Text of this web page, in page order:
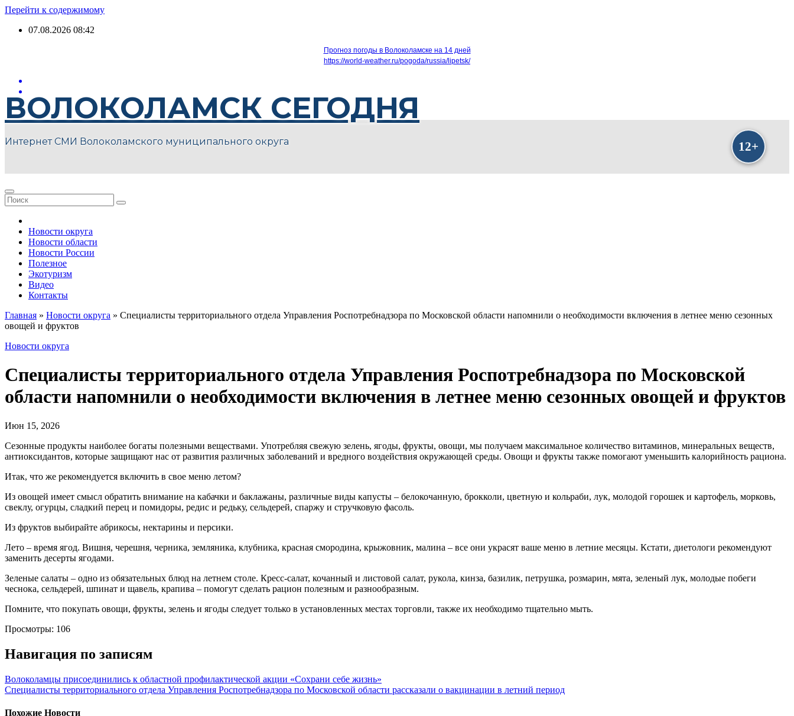
Перейти к содержимому
07.08.2026 08:42
Прогноз погоды в Волоколамске на 14 дней
https://world-weather.ru/pogoda/russia/lipetsk/
ВОЛОКОЛАМСК СЕГОДНЯ
Интернет СМИ Волоколамского муниципального округа
Новости округа
Новости области
Новости России
Полезное
Экотуризм
Видео
Контакты
Главная » Новости округа » Специалисты территориального отдела Управления Роспотребнадзора по Московской области напомнили о необходимости включения в летнее меню сезонных
овощей и фруктов
Новости округа
Специалисты территориального отдела Управления Роспотребнадзора по Московской
области напомнили о необходимости включения в летнее меню сезонных овощей и фруктов
Июн 15, 2026
Сезонные продукты наиболее богаты полезными веществами. Употребляя свежую зелень, ягоды, фрукты, овощи, мы получаем максимальное количество витаминов, минеральных веществ,
антиоксидантов, которые защищают нас от развития различных заболеваний и вредного воздействия окружающей среды. Овощи и фрукты также помогают уменьшить калорийность рациона.
Итак, что же рекомендуется включить в свое меню летом?
Из овощей имеет смысл обратить внимание на кабачки и баклажаны, различные виды капусты – белокочанную, брокколи, цветную и кольраби, лук, молодой горошек и картофель, морковь,
свеклу, огурцы, сладкий перец и помидоры, редис и редьку, сельдерей, спаржу и стручковую фасоль.
Из фруктов выбирайте абрикосы, нектарины и персики.
Лето – время ягод. Вишня, черешня, черника, земляника, клубника, красная смородина, крыжовник, малина – все они украсят ваше меню в летние месяцы. Кстати, диетологи рекомендуют
заменить десерты ягодами.
Зеленые салаты – одно из обязательных блюд на летнем столе. Кресс-салат, кочанный и листовой салат, рукола, кинза, базилик, петрушка, розмарин, мята, зеленый лук, молодые побеги
чеснока, сельдерей, шпинат и щавель, крапива – помогут сделать рацион полезным и разнообразным.
Помните, что покупать овощи, фрукты, зелень и ягоды следует только в установленных местах торговли, также их необходимо тщательно мыть.
Просмотры: 106
Навигация по записям
Волоколамцы присоединились к областной профилактической акции «Сохрани себе жизнь»
Специалисты территориального отдела Управления Роспотребнадзора по Московской области рассказали о вакцинации в летний период
Похожие Новости